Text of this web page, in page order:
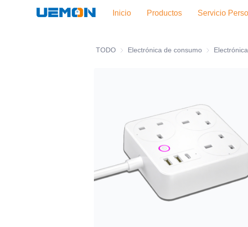
Inicio Productos Servicio
TODO Electrónica de consumo Electrónica